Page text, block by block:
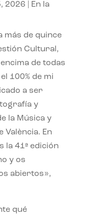
2026
En la
más de quince
Cultural,
de todas
100% de mi
a ser
y
la Música y
En
la 41ª edición
y os
abiertos»,
qué